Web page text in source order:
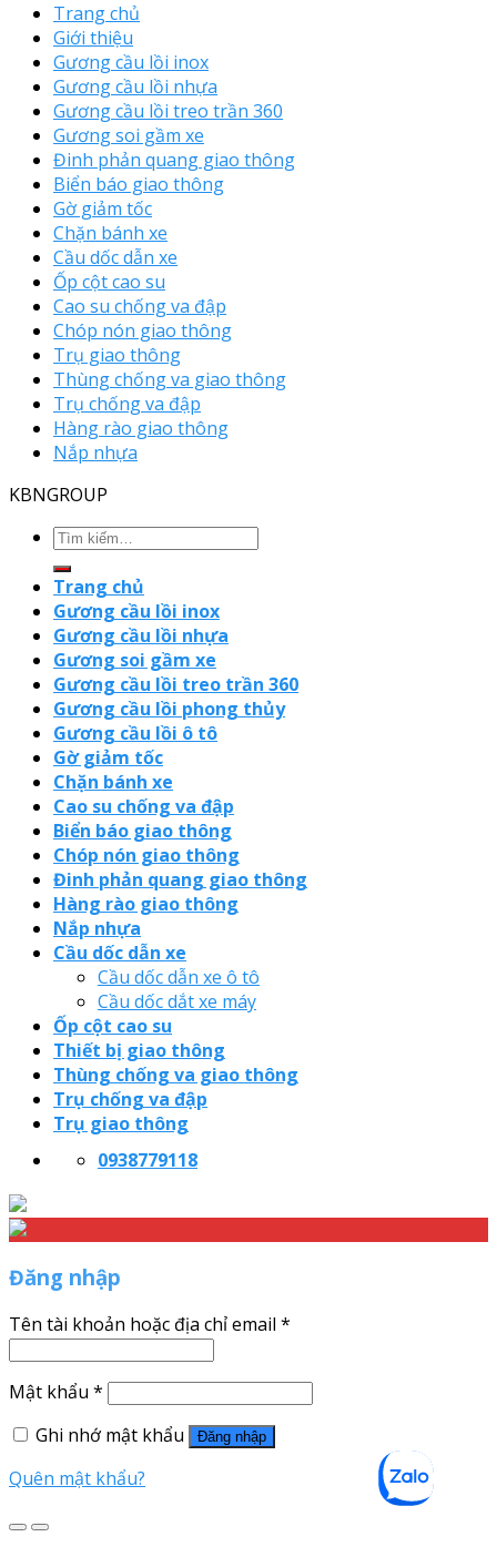
Trang chủ
Giới thiệu
Gương cầu lồi inox
Gương cầu lồi nhựa
Gương cầu lồi treo trần 360
Gương soi gầm xe
Đinh phản quang giao thông
Biển báo giao thông
Gờ giảm tốc
Chặn bánh xe
Cầu dốc dẫn xe
Ốp cột cao su
Cao su chống va đập
Chóp nón giao thông
Trụ giao thông
Thùng chống va giao thông
Trụ chống va đập
Hàng rào giao thông
Nắp nhựa
KBNGROUP
Trang chủ
Gương cầu lồi inox
Gương cầu lồi nhựa
Gương soi gầm xe
Gương cầu lồi treo trần 360
Gương cầu lồi phong thủy
Gương cầu lồi ô tô
Gờ giảm tốc
Chặn bánh xe
Cao su chống va đập
Biển báo giao thông
Chóp nón giao thông
Đinh phản quang giao thông
Hàng rào giao thông
Nắp nhựa
Cầu dốc dẫn xe
Cầu dốc dẫn xe ô tô
Cầu dốc dắt xe máy
Ốp cột cao su
Thiết bị giao thông
Thùng chống va giao thông
Trụ chống va đập
Trụ giao thông
0938779118
Đăng nhập
Tên tài khoản hoặc địa chỉ email *
Mật khẩu *
Ghi nhớ mật khẩu
Đăng nhập
Quên mật khẩu?